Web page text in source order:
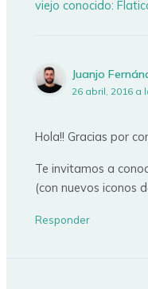
viejo conocido:
Juanjo
26 abril, 2016 a
Hola!! Gracias por
Te invitamos a
(con nuevos iconos
Responder